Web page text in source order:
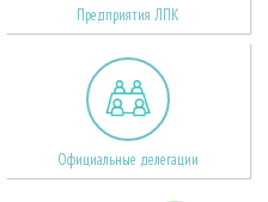
Предприятия ЛПК
Официальные делегации